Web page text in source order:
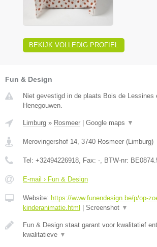
BEKIJK VOLLEDIG PROFIEL
Fun & Design
Niet gevestigd in de plaats Bois de Lessines
Henegouwen.
Limburg » Rosmeer | Google maps ▼
Merovingershof 14 3740 Rosmeer (Limburg)
Tel: +32494226918 , Fax: - , BTW-nr:
E-mail › Fun & Design
Website: https://www.funendesign.be/p/op-
kinderanimatie.html | Screenshot ▼
Fun & Design staat garant voor kwalitatief
kwalitatieve ▼